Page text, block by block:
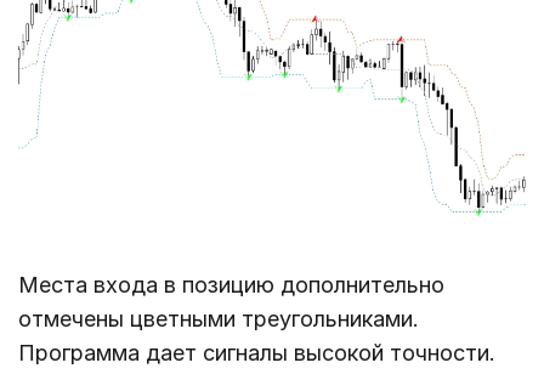
Места входа в позицию дополнительно
отмечены цветными треугольниками.
Программа дает сигналы высокой точности.